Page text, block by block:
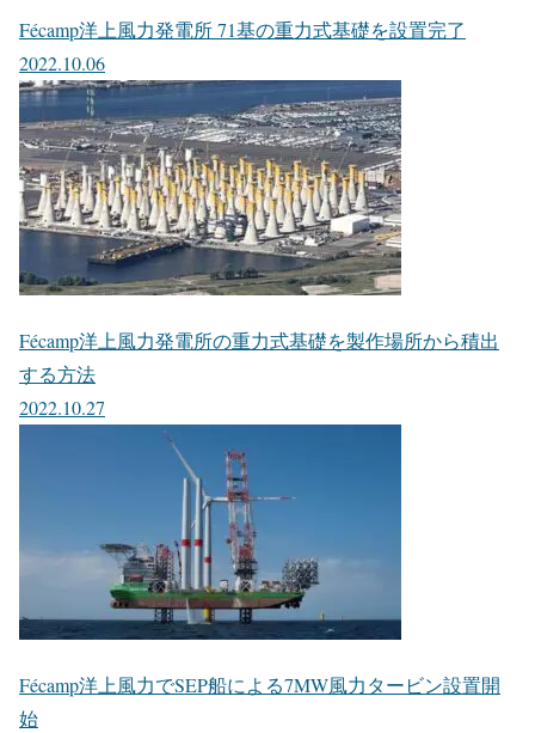
Fécamp洋上風力発電所 71基の重力式基礎を設置完了
2022.10.06
Fécamp洋上風力発電所の重力式基礎を製作場所から積出
する方法
2022.10.27
Fécamp洋上風力でSEP船による7MW風力タービン設置開
始